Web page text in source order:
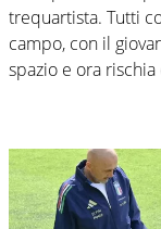
trequartista. Tutti
campo, con il
spazio e ora